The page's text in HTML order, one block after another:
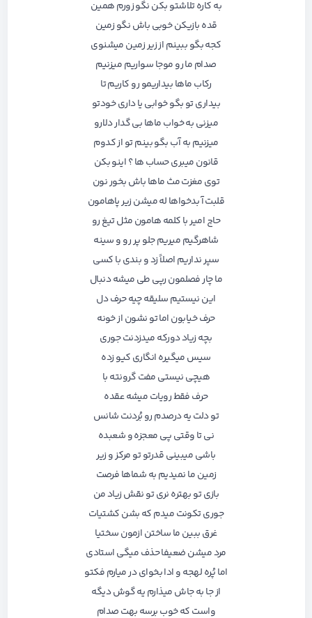
به کاره تلاشتو بکن نگو زورم همین
قده بازیکن خوبی باش نگو زمین
کجه بگو ببینم از زیر زمین میشنوی
صدام ما رو موجا سواریم میزنیم
رکاب ماها بیداریمو رو کاریم تا
بیداری تو بگو خوابی یا داری خودتو
میزنی به خواب ماها بی گدار دلارو
میزنیم به آب بگو بینم تو از کدوم
قانون میبری حساب ها ؟ اینو بکن
توی مغزت مث ماها باش بخور نون
قلبت آ بدخواها له میشن زیر پاهامون
حاج امیر با کلمه هامون مثل تیغ رو
شاهرگیم میریم جلو پر رو و سینه
سپر نداریم اصلاً زد و بندی با کسی
ما چار فصلمون رپی طی میشه دنبال
این نیستیم سلیقه چیه حرف دل
حرف خیابون اما تو نشون از خونه
بچه زیاد دورکه میدزدنت جوری
سیس میگیره انگاری کیو زده
هیچی نیستی مفت گرونته با
حرف فقط رویات میشه عقده
تو دلت یه درصدم رو بُردنت شانس
نی تا وقتی پی معجزه و شعبده
باشی میبینی قدرتو تو مرکز و زیر
زمین ما نمیدیم به شماها فرصت
بازی تو بهتره نری تو نقش زیاد من
جوری تکونت میدم که بشن کشتیات
غرق ببین ما ساختن ازمون سختیا
مرد میشن ضعیفا حذف میگی استادی
اما پُره لهجه و ادا بخوای در میارم فکتو
از جا به جاش میذارم یه گوش دیگه
واست که خوب برسه بهت صدام